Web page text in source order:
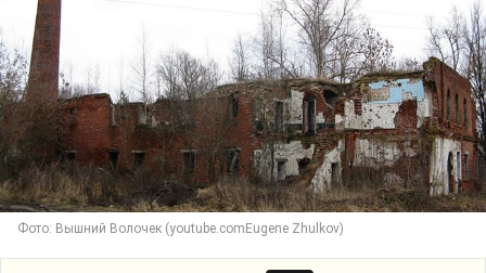
Фото: Вышний Волочек (youtube.comEugene Zhulkov)